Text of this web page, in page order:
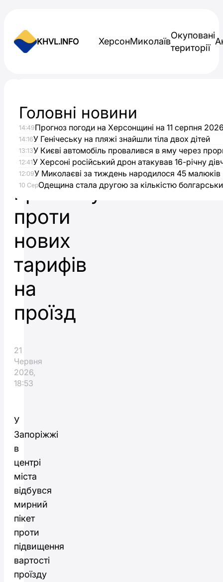
KHVL.INFO ХерсонМиколаїв
Окуповані
території
У
центрі
Запоріжжя
протестували
проти
нових
тарифів
на
проїзд
21
Червня
2026,
18:53
У
Запоріжжі
в
центрі
міста
відбувся
мирний
пікет
проти
підвищення
вартості
проїзду
Головні новини
14:49Прогноз погоди на Херсонщині на 11 серпня
14:16У Генічеську на пляжі знайшли тіла двох дітей
13:13У Києві автомобіль провалився в яму через
12:41У Херсоні російський дрон атакував 16-річну
12:09У Миколаєві за тиждень народилося 45 малюків
10 СерОдещина стала другою за кількістю